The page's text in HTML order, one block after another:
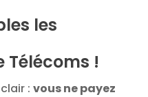
les
Télécoms !
: vous ne payez